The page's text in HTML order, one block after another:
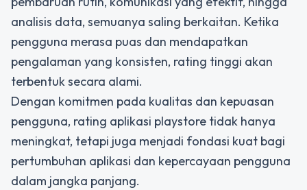
analisis data, semuanya saling berkaitan. Ketika
pengguna merasa puas dan mendapatkan
pengalaman yang konsisten, rating tinggi akan
terbentuk secara alami.
Dengan komitmen pada kualitas dan kepuasan
pengguna, rating aplikasi playstore tidak hanya
meningkat, tetapi juga menjadi fondasi kuat bagi
pertumbuhan aplikasi dan kepercayaan pengguna
dalam jangka panjang.